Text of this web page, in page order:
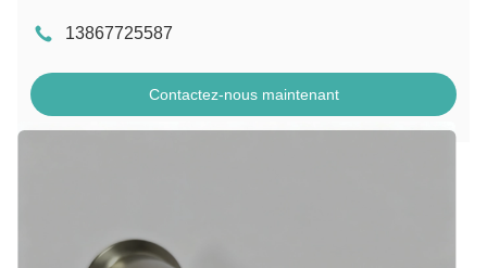
13867725587
Contactez-nous maintenant